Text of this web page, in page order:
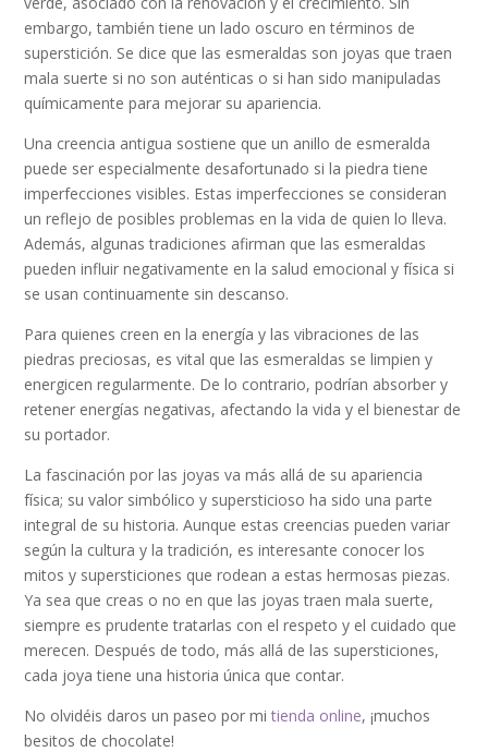
embargo, también tiene un lado oscuro en términos de
superstición. Se dice que las esmeraldas son joyas que traen
mala suerte si no son auténticas o si han sido manipuladas
químicamente para mejorar su apariencia.
Una creencia antigua sostiene que un anillo de esmeralda
puede ser especialmente desafortunado si la piedra tiene
imperfecciones visibles. Estas imperfecciones se consideran
un reflejo de posibles problemas en la vida de quien lo lleva.
Además, algunas tradiciones afirman que las esmeraldas
pueden influir negativamente en la salud emocional y física si
se usan continuamente sin descanso.
Para quienes creen en la energía y las vibraciones de las
piedras preciosas, es vital que las esmeraldas se limpien y
energicen regularmente. De lo contrario, podrían absorber y
retener energías negativas, afectando la vida y el bienestar de
su portador.
La fascinación por las joyas va más allá de su apariencia
física; su valor simbólico y supersticioso ha sido una parte
integral de su historia. Aunque estas creencias pueden variar
según la cultura y la tradición, es interesante conocer los
mitos y supersticiones que rodean a estas hermosas piezas.
Ya sea que creas o no en que las joyas traen mala suerte,
siempre es prudente tratarlas con el respeto y el cuidado que
merecen. Después de todo, más allá de las supersticiones,
cada joya tiene una historia única que contar.
No olvidéis daros un paseo por mi tienda online, ¡muchos
besitos de chocolate!